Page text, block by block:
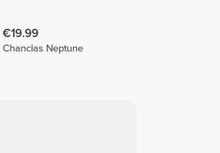
€19.99
Chanclas Neptune